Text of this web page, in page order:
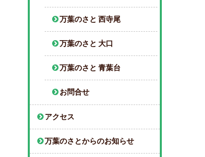
万葉のさと 西寺尾
万葉のさと 大口
万葉のさと 青葉台
お問合せ
アクセス
万葉のさとからのお知らせ